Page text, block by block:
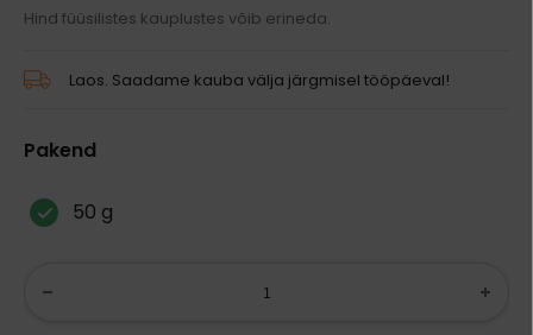
Hind füüsilistes kauplustes võib erineda.
Laos. Saadame kauba välja järgmisel tööpäeval!
Pakend
50 g